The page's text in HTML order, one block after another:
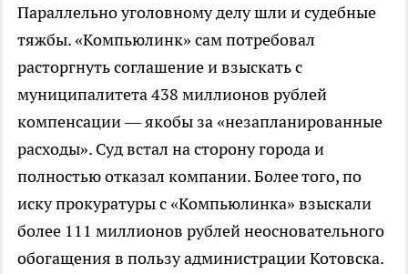
Параллельно уголовному делу шли и судебные
тяжбы. «Компьюлинк» сам потребовал
расторгнуть соглашение и взыскать с
муниципалитета 438 миллионов рублей
компенсации — якобы за «незапланированные
расходы». Суд встал на сторону города и
полностью отказал компании. Более того, по
иску прокуратуры с «Компьюлинка» взыскали
более 111 миллионов рублей неосновательного
обогащения в пользу администрации Котовска.